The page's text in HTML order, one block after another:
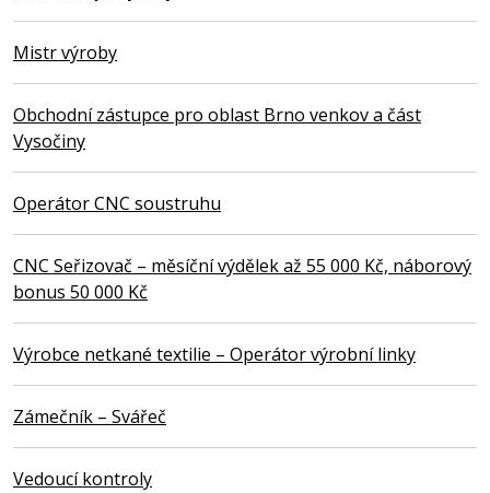
Mistr výroby
Obchodní zástupce pro oblast Brno venkov a část
Vysočiny
Operátor CNC soustruhu
CNC Seřizovač – měsíční výdělek až 55 000 Kč, náborový
bonus 50 000 Kč
Výrobce netkané textilie – Operátor výrobní linky
Zámečník – Svářeč
Vedoucí kontroly